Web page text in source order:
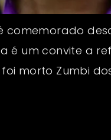
é um convite
morto Zumbi